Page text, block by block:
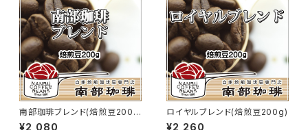
南部珈琲ブレンド(焙煎豆200
g)
¥2,080
ロイヤルブレンド(焙煎豆200g)
¥2,260